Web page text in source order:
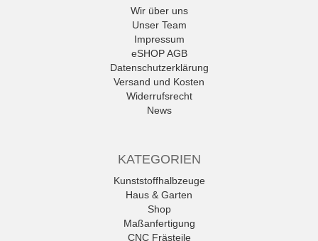
Wir über uns
Unser Team
Impressum
eSHOP AGB
Datenschutzerklärung
Versand und Kosten
Widerrufsrecht
News
KATEGORIEN
Kunststoffhalbzeuge
Haus & Garten
Shop
Maßanfertigung
CNC Frästeile